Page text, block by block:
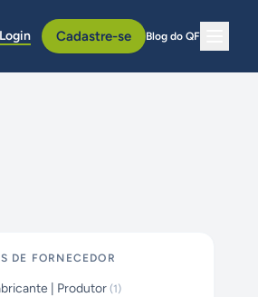
Login Cadastre-se Blog do QF
DE FORNECEDOR
| Produtor (1)